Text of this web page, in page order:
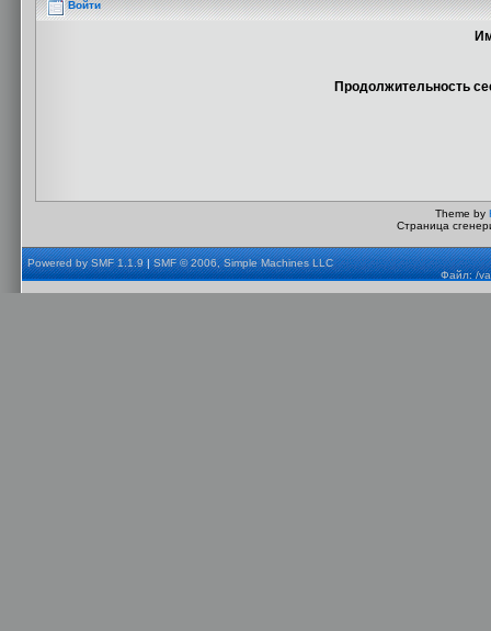
Войти
Продолжительность
Theme by
Страница
Powered by SMF 1.1.9|SMF © 2006, Simple Machines LLC
Файл: /